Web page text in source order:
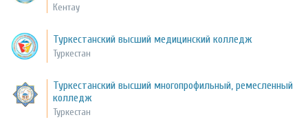
Кентау
Туркестанский высший медицинский колледж
Туркестан
Туркестанский высший многопрофильный, ремесленный
колледж
Туркестан